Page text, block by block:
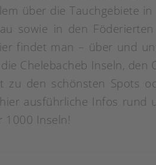
über die Tauchgebiete in
sowie in den
findet man – über und
Chelebacheb Inseln, den
zu den schönsten Spots
ausführliche Infos rund
1000 Inseln!